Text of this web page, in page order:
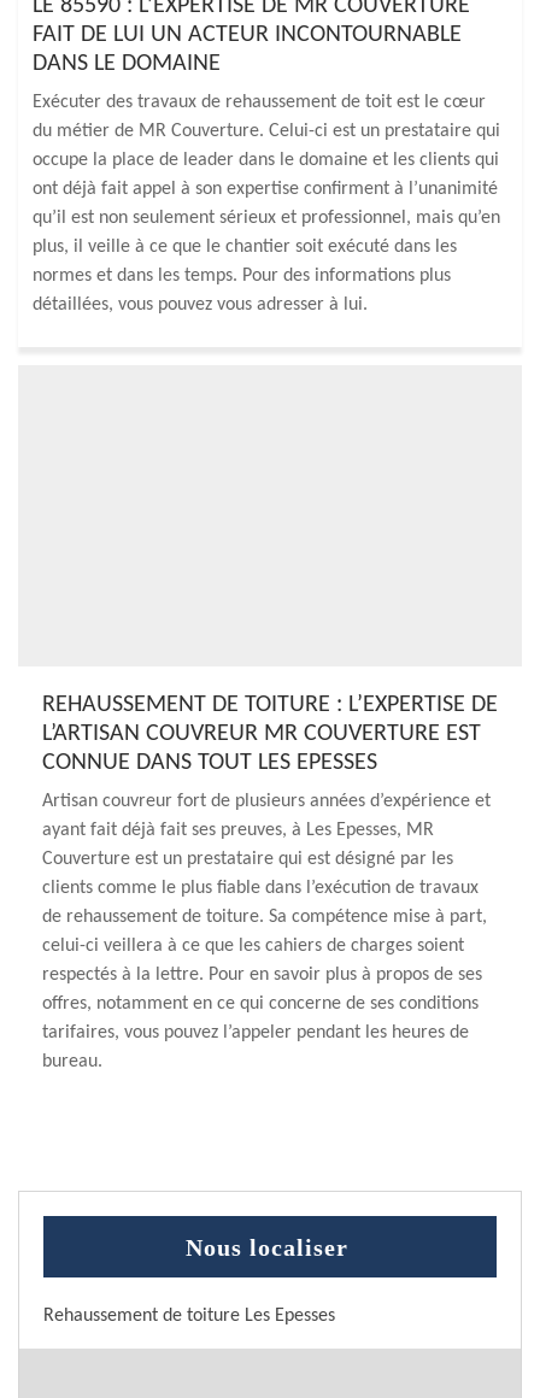
LE 85590 : L’EXPERTISE DE MR COUVERTURE
FAIT DE LUI UN ACTEUR INCONTOURNABLE
DANS LE DOMAINE
Exécuter des travaux de rehaussement de toit est le cœur
du métier de MR Couverture. Celui-ci est un prestataire qui
occupe la place de leader dans le domaine et les clients qui
ont déjà fait appel à son expertise confirment à l’unanimité
qu’il est non seulement sérieux et professionnel, mais qu’en
plus, il veille à ce que le chantier soit exécuté dans les
normes et dans les temps. Pour des informations plus
détaillées, vous pouvez vous adresser à lui.
REHAUSSEMENT DE TOITURE : L’EXPERTISE DE
L’ARTISAN COUVREUR MR COUVERTURE EST
CONNUE DANS TOUT LES EPESSES
Artisan couvreur fort de plusieurs années d’expérience et
ayant fait déjà fait ses preuves, à Les Epesses, MR
Couverture est un prestataire qui est désigné par les
clients comme le plus fiable dans l’exécution de travaux
de rehaussement de toiture. Sa compétence mise à part,
celui-ci veillera à ce que les cahiers de charges soient
respectés à la lettre. Pour en savoir plus à propos de ses
offres, notamment en ce qui concerne de ses conditions
tarifaires, vous pouvez l’appeler pendant les heures de
bureau.
Nous localiser
Rehaussement de toiture Les Epesses